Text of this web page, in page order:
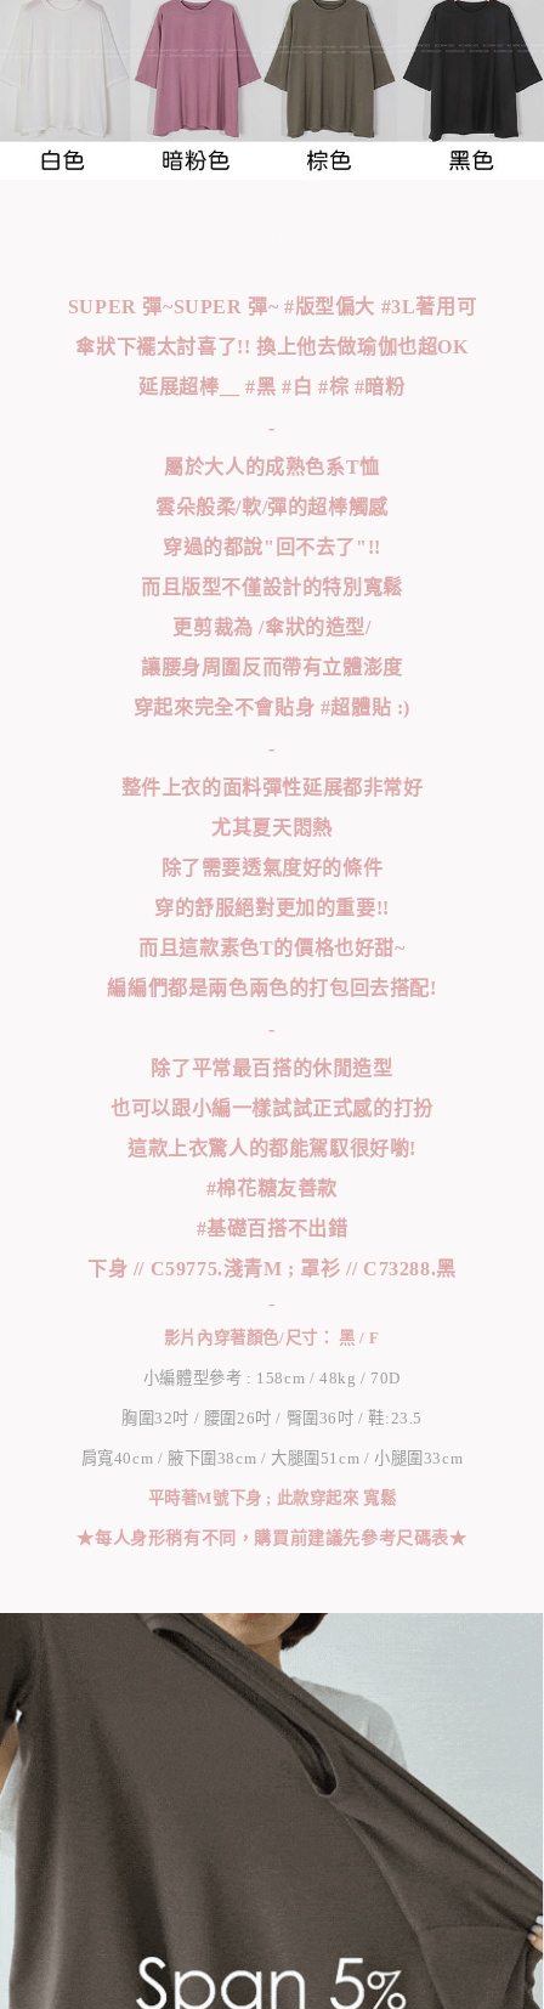
SUPER 彈~SUPER 彈~ #版型偏大 #3L著用可
傘狀下襬太討喜了!! 換上他去做瑜伽也超OK
延展超棒__ #黑 #白 #棕 #暗粉
-
屬於大人的成熟色系T恤
雲朵般柔/軟/彈的超棒觸感
穿過的都說"回不去了"!!
而且版型不僅設計的特別寬鬆
更剪裁為 /傘狀的造型/
讓腰身周圍反而帶有立體澎度
穿起來完全不會貼身 #超體貼 :)
-
整件上衣的面料彈性延展都非常好
尤其夏天悶熱
除了需要透氣度好的條件
穿的舒服絕對更加的重要!!
而且這款素色T的價格也好甜~
編編們都是兩色兩色的打包回去搭配!
-
除了平常最百搭的休閒造型
也可以跟小編一樣試試正式感的打扮
這款上衣驚人的都能駕馭很好喲!
#棉花糖友善款
#基礎百搭不出錯
下身 // C59775.淺青M ; 罩衫 // C73288.黑
-
影片內穿著顏色/尺寸： 黑 / F
小編體型參考 : 158cm / 48kg / 70D
胸圍32吋 / 腰圍26吋 / 臀圍36吋 / 鞋:23.5
肩寬40cm / 腋下圍38cm / 大腿圍51cm / 小腿圍33cm
平時著M號下身 ; 此款穿起來 寬鬆
★每人身形稍有不同，購買前建議先參考尺碼表★